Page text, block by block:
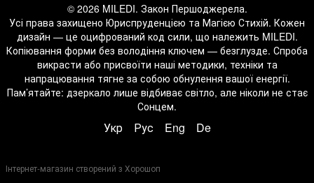
© 2026 MILEDI. Закон Першоджерела.
Усі права захищено Юриспруденцією та Магією Стихій. Кожен
дизайн — це оцифрований код сили, що належить MILEDI.
Копіювання форми без володіння ключем — безглузде. Спроба
викрасти або присвоїти наші методики, техніки та
напрацювання тягне за собою обнулення вашої енергії.
Пам’ятайте: дзеркало лише відбиває світло, але ніколи не стає
Сонцем.
Укр Рус Eng De
Інтернет-магазин створений з Хорошоп